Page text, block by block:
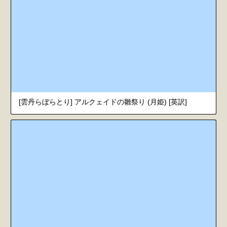
[雲丹らぼらとり] アルクェイドの雛祭り (月姫) [英訳]